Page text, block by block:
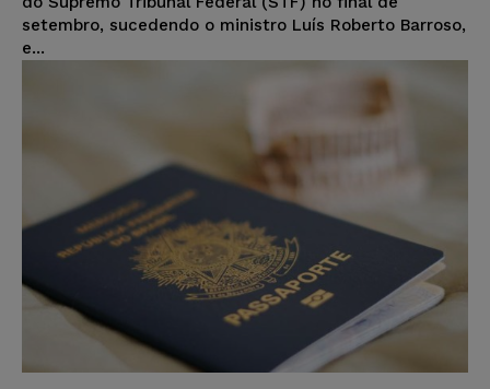
setembro, sucedendo o ministro Luís Roberto Barroso,
e...